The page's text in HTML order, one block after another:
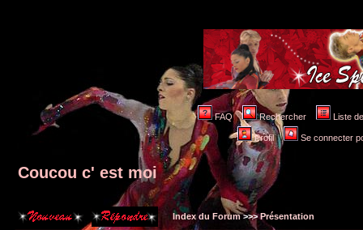
FAQ Rechercher Liste
Profil Se connecter
Coucou c' est moi
Index du Forum>>>Présentation